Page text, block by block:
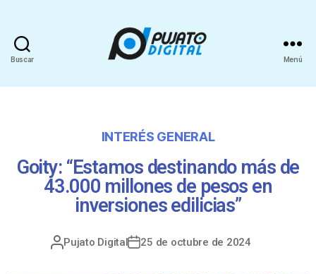
Buscar Menú
INTERÉS GENERAL
Goity: “Estamos destinando más de
43.000 millones de pesos en
inversiones edilicias”
Pujato Digital 25 de octubre de 2024